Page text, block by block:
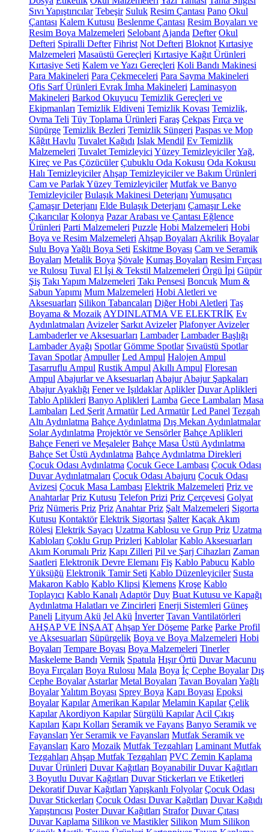
Sıvı Yapıştırıcılar Tebeşir Suluk Resim Çantası Pano Okul
Çantası Kalem Kutusu Beslenme Çantası Resim Boyaları ve
Resim Boya Malzemeleri Selobant Ajanda Defter Okul
Defteri Spiralli Defter Fihrist Not Defteri Bloknot Kırtasiye
Malzemeleri Masaüstü Gereçleri Kırtasiye Kağıt Ürünleri
Kırtasiye Seti Kalem ve Yazı Gereçleri Koli Bandı Makinesi
Para Makineleri Para Çekmeceleri Para Sayma Makineleri
Ofis Sarf Ürünleri Evrak İmha Makineleri Laminasyon
Makineleri Barkod Okuyucu Temizlik Gereçleri ve
Ekipmanları Temizlik Eldiveni Temizlik Kovası Temizlik,
Ovma Teli Tüy Toplama Ürünleri Faraş Çekpas Fırça ve
Süpürge Temizlik Bezleri Temizlik Süngeri Paspas ve Mop
Kâğıt Havlu Tuvalet Kağıdı Islak Mendil Ev Temizlik
Malzemeleri Tuvalet Temizleyici Yüzey TemizleyicilerYağ,
Kireç ve Pas Çözücüler Çubuklu Oda Kokusu Oda Kokusu
Halı Temizleyiciler Ahşap Temizleyiciler ve Bakım Ürünleri
Cam ve Parlak Yüzey Temizleyiciler Mutfak ve Banyo
Temizleyiciler Bulaşık Makinesi Deterjanı Yumuşatıcı
Çamaşır Deterjanı Elde Bulaşık Deterjanı Çamaşır Leke
Çıkarıcılar Kolonya Pazar Arabası ve Çantası Eğlence
Ürünleri Parti Malzemeleri Puzzle Hobi Malzemeleri Hobi
Boya ve Resim Malzemeleri Ahşap Boyaları Akrilik Boyalar
Sulu Boya Yağlı Boya Seti Eskitme Boyası Cam ve Seramik
Boyaları Metalik Boya Şövale Kumaş Boyaları Resim Fırçası
ve Rulosu Tuval El İşi & Tekstil Malzemeleri Örgü İpi Güpür
Şiş Takı Yapım Malzemeleri Takı Pensesi Boncuk Mum &
Sabun Yapımı Mum Malzemeleri Hobi Aletleri ve
Aksesuarları Silikon Tabancaları Diğer Hobi Aletleri Taş
Boyama & Mozaik AYDINLATMA VE ELEKTRİK Ev
Aydınlatmaları Avizeler Sarkıt Avizeler Plafonyer Avizeler
Lambaderler ve Aksesuarları Lambader Lambader Başlığı
Lambader Ayağı Spotlar Gömme Spotlar Sıvaüstü Spotlar
Tavan Spotlar Ampuller Led Ampul Halojen Ampul
Tasarruflu Ampul Rustik Ampul Akıllı Ampul Floresan
Ampul Abajurlar ve Aksesuarları Abajur Abajur Şapkaları
Abajur Ayaklığı Fener ve Işıldaklar Aplikler Duvar Aplikleri
Tablo Aplikleri Banyo Aplikleri Lamba Gece Lambaları Masa
Lambaları Led Şerit Armatür Led Armatür Led Panel Tezgah
Altı Aydınlatma Bahçe Aydınlatma Dış Mekan Aydınlatmalar
Solar Aydınlatma Projektör ve Sensörler Bahçe Aplikleri
Bahçe Feneri ve Meşaleler Bahçe Masa Üstü Aydınlatma
Bahçe Set Üstü Aydınlatma Bahçe Aydınlatma Direkleri
Çocuk Odası Aydınlatma Çocuk Gece Lambası Çocuk Odası
Duvar Aydınlatmaları Çocuk Odası Abajuru Çocuk Odası
Avizesi Çocuk Masa Lambası Elektrik Malzemeleri Priz ve
Anahtarlar Priz Kutusu Telefon Prizi Priz Çerçevesi Golyat
Priz Nümeris Priz Priz Anahtar Priz Şalt Malzemeleri Sigorta
Kutusu Kontaktör Elektrik Sigortası Şalter Kaçak Akım
Rölesi Elektrik Sayacı Uzatma Kablosu ve Grup Priz Uzatma
Kabloları Çoklu Grup Prizleri Kablolar Kablo Aksesuarları
Akım Korumalı Priz Kapı Zilleri Pil ve Şarj Cihazları Zaman
Saatleri Elektronik Devre Elemanı Fiş Kablo Pabucu Kablo
Yüksüğü Elektronik Tamir Seti Kablo Düzenleyiciler Susta
Makaron Kablo Kablo Klipsi Klemens Kroşe Kablo
Toplayıcı Kablo Kanalı Adaptör Duy Buat Kutusu ve Kapağı
Aydınlatma Halatları ve Zincirleri Enerji Sistemleri Güneş
Paneli Lityum Akü Jel Akü İnverter Tavan Vantilatörleri
AHŞAP VE İNŞAAT Ahşap Yer Döşeme Parke Parke Profil
ve Aksesuarları Süpürgelik Boya ve Boya Malzemeleri Hobi
Boyaları Tempare Boyası Boya Malzemeleri Tinerler
Maskeleme Bandı Vernik Spatula Hışır Örtü Duvar Macunu
Boya Fırçaları Boya Rulosu Mala Boya İç Cephe Boyalar Dış
Cephe Boyalar Astarlar Metal Boyaları Tavan Boyaları Yağlı
BoyalarYalıtım Boyası Sprey Boya Kapı Boyası Epoksi
Boyalar Kapılar Amerikan Kapılar Melamin Kapılar Çelik
Kapılar Akordiyon Kapılar Sürgülü Kapılar Acil Çıkış
Kapıları Kapı Kolları Seramik ve Fayans Banyo Seramik ve
Fayansları Yer Seramik ve Fayansları Mutfak Seramik ve
Fayansları Karo Mozaik Mutfak Tezgahları Laminant Mutfak
Tezgahları Ahşap Mutfak Tezgahları PVC Zemin Kaplama
Duvar Ürünleri Duvar Kağıtları Boyanabilir Duvar Kağıtları
3 Boyutlu Duvar Kağıtları Duvar Stickerları ve Etiketleri
Dekoratif Duvar Kağıtları Yapışkanlı Folyolar Çocuk Odası
Duvar Stickerları Çocuk Odası Duvar Kağıtları Duvar Kağıdı
Yapıştırıcısı Poster Duvar Kağıtları Strafor Duvar Çıtası
Duvar Kaplama Silikon ve Mastikler Silikon Mum Silikon